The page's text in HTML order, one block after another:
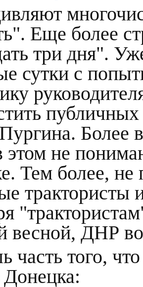
Еще более
три дня".
сутки с
Более
этом не
Тем более,
весной, ДНР
часть того,